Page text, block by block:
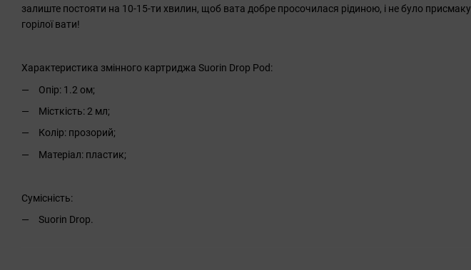
залиште постояти на 10-15-ти хвилин, щоб вата добре просочилася рідиною, і не було присмаку
горілої вати!
Характеристика змінного картриджа Suorin Drop Pod:
Опір: 1.2 ом;
Місткість: 2 мл;
Колір: прозорий;
Матеріал: пластик;
Сумісність:
Suorin Drop.